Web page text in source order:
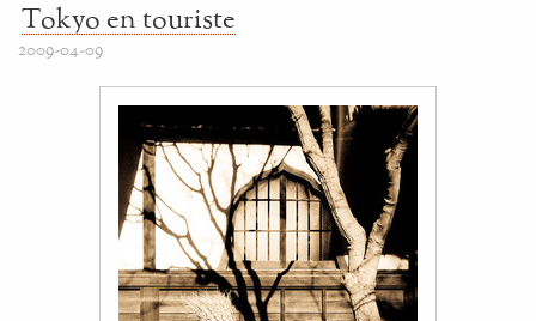
Tokyo en touriste
2009-04-09